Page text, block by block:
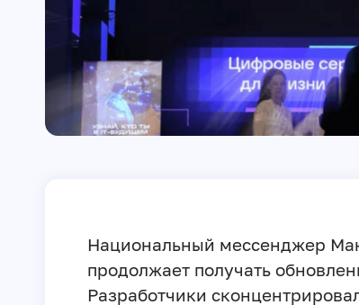
Национальный мессенджер
продолжает получать
Разработчики